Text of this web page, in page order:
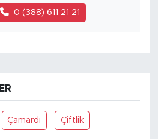
0 (388) 611 21 21
Çamardı Çiftlik